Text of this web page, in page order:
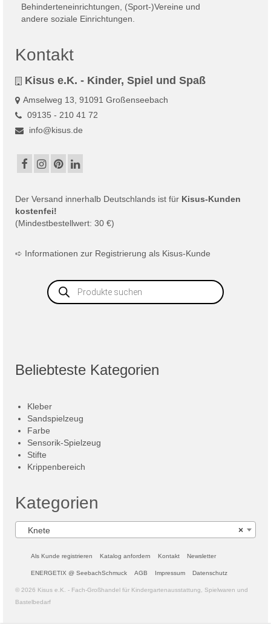
Kontakt
Kisus e.K. - Kinder, Spiel und Spaß
Amselweg 13, 91091 Großenseebach
09135 - 210 41 72
info@kisus.de
Der Versand innerhalb Deutschlands ist für Kisus-Kunden
kostenfei!
(Mindestbestellwert: 30 €)
➪ Informationen zur Registrierung als Kisus-Kunde
Products
search
Beliebteste Kategorien
Kleber
Sandspielzeug
Farbe
Sensorik-Spielzeug
Stifte
Krippenbereich
Kategorien
×
Knete
Als Kunde registrieren Katalog anfordern Kontakt Newsletter
ENERGETIX @ SeebachSchmuck AGB Impressum Datenschutz
© 2026 Kisus e.K. - Fach-Großhandel für Kindergartenausstattung, Spielwaren und
Bastelbedarf